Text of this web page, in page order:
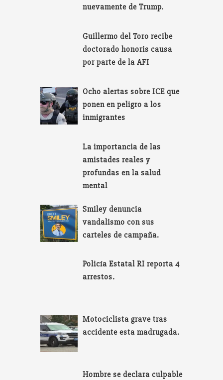
nuevamente de Trump.
Guillermo del Toro recibe
doctorado honoris causa
por parte de la AFI
Ocho alertas sobre ICE que
ponen en peligro a los
inmigrantes
La importancia de las
amistades reales y
profundas en la salud
mental
Smiley denuncia
vandalismo con sus
carteles de campaña.
Policía Estatal RI reporta 4
arrestos.
Motociclista grave tras
accidente esta madrugada.
Hombre se declara culpable